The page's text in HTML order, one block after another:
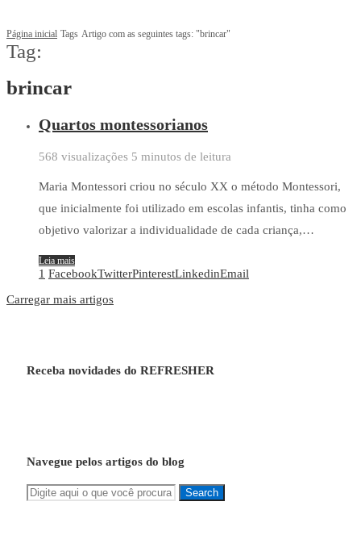
Página inicial Tags Artigo com as seguintes tags: "brincar"
Tag:
brincar
Quartos montessorianos
568 visualizações 5 minutos de leitura
Maria Montessori criou no século XX o método Montessori,
que inicialmente foi utilizado em escolas infantis, tinha como
objetivo valorizar a individualidade de cada criança,…
Leia mais
1 FacebookTwitterPinterestLinkedinEmail
Carregar mais artigos
Receba novidades do REFRESHER
Navegue pelos artigos do blog